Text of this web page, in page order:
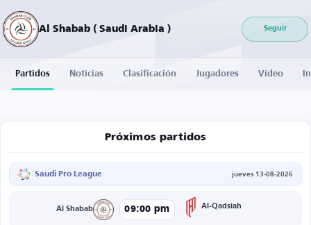
Al Shabab ( Saudi Arabia ) Seguir
Partidos Noticias Clasificación Jugadores Vídeo
Próximos partidos
Saudi Pro League jueves 13-08-2026
Al Shabab 09:00 pm Al-Qadsiah